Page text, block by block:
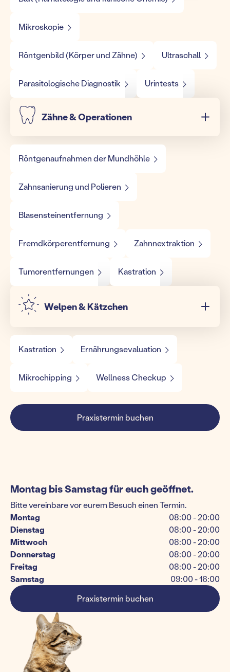
Mikroskopie
Röntgenbild (Körper und Zähne) Ultraschall
Parasitologische Diagnostik Urintests
Zähne & Operationen
Röntgenaufnahmen der Mundhöhle
Zahnsanierung und Polieren
Blasensteinentfernung
Fremdkörperentfernung Zahnnextraktion
Tumorentfernungen Kastration
Welpen & Kätzchen
Kastration Ernährungsevaluation
Mikrochipping Wellness Checkup
Praxistermin buchen
Montag bis Samstag für euch geöffnet.
Bitte vereinbare vor eurem Besuch einen Termin.
Montag
08:00 - 20:00
Dienstag
08:00 - 20:00
Mittwoch
08:00 - 20:00
Donnerstag
08:00 - 20:00
Freitag
08:00 - 20:00
Samstag
09:00 - 16:00
Praxistermin buchen